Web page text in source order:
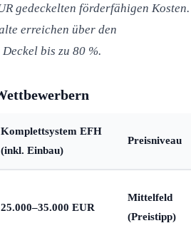
gedeckelten förderfähigen Kosten.
erreichen über den
bis zu 80 %.
Komplettsystem EFH
(inkl. Einbau)
Preisniveau
25.000–35.000 EUR
Mittelfeld
(Preistipp)